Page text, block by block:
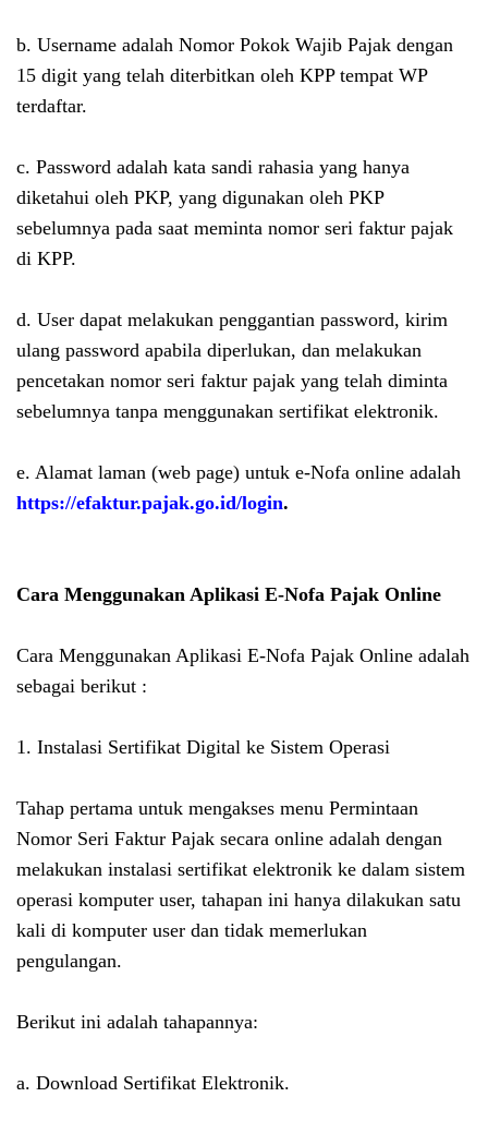
b. Username adalah Nomor Pokok Wajib Pajak dengan
15 digit yang telah diterbitkan oleh KPP tempat WP
terdaftar.
c. Password adalah kata sandi rahasia yang hanya
diketahui oleh PKP, yang digunakan oleh PKP
sebelumnya pada saat meminta nomor seri faktur pajak
di KPP.
d. User dapat melakukan penggantian password, kirim
ulang password apabila diperlukan, dan melakukan
pencetakan nomor seri faktur pajak yang telah diminta
sebelumnya tanpa menggunakan sertifikat elektronik.
e. Alamat laman (web page) untuk e-Nofa online adalah
https://efaktur.pajak.go.id/login.
Cara Menggunakan Aplikasi E-Nofa Pajak Online
Cara Menggunakan Aplikasi E-Nofa Pajak Online adalah
sebagai berikut :
1. Instalasi Sertifikat Digital ke Sistem Operasi
Tahap pertama untuk mengakses menu Permintaan
Nomor Seri Faktur Pajak secara online adalah dengan
melakukan instalasi sertifikat elektronik ke dalam sistem
operasi komputer user, tahapan ini hanya dilakukan satu
kali di komputer user dan tidak memerlukan
pengulangan.
Berikut ini adalah tahapannya:
a. Download Sertifikat Elektronik.